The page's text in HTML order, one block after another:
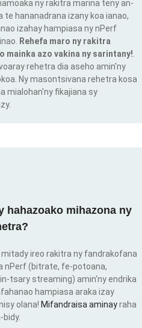
ny rakitra marina teny an-
te hananadrana izany koa ianao,
izahay hampiasa ny nPerf
Rehefa maro ny rakitra
mainka azo vakina ny sarintany!
rehetra dia aseho amin'ny
Ny masontsivana rehetra kosa
mialohan'ny fikajiana sy
hahazoako mihazona ny
mitady ireo rakitra ny fandrakofana
nPerf (bitrate, fe-potoana,
tsary streaming) amin'ny endrika
hampiasa araka izay
olana! Mifandraisa aminayraha